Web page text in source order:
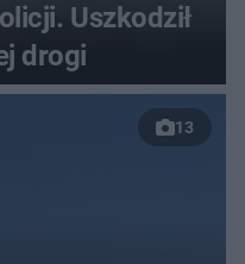
Uszkodził
drogi
13